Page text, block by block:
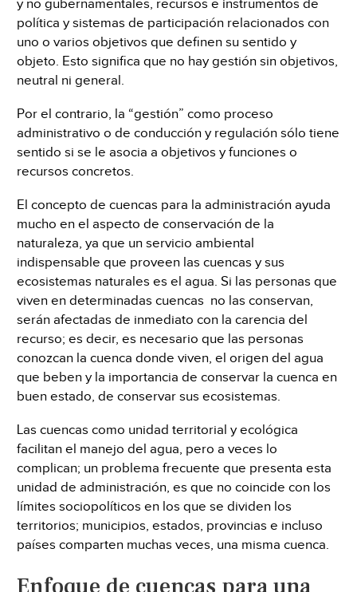
y no gubernamentales, recursos e instrumentos de
política y sistemas de participación relacionados con
uno o varios objetivos que definen su sentido y
objeto. Esto significa que no hay gestión sin objetivos,
neutral ni general.
Por el contrario, la “gestión” como proceso
administrativo o de conducción y regulación sólo tiene
sentido si se le asocia a objetivos y funciones o
recursos concretos.
El concepto de cuencas para la administración ayuda
mucho en el aspecto de conservación de la
naturaleza, ya que un servicio ambiental
indispensable que proveen las cuencas y sus
ecosistemas naturales es el agua. Si las personas que
viven en determinadas cuencas no las conservan,
serán afectadas de inmediato con la carencia del
recurso; es decir, es necesario que las personas
conozcan la cuenca donde viven, el origen del agua
que beben y la importancia de conservar la cuenca en
buen estado, de conservar sus ecosistemas.
Las cuencas como unidad territorial y ecológica
facilitan el manejo del agua, pero a veces lo
complican; un problema frecuente que presenta esta
unidad de administración, es que no coincide con los
límites sociopolíticos en los que se dividen los
territorios; municipios, estados, provincias e incluso
países comparten muchas veces, una misma cuenca.